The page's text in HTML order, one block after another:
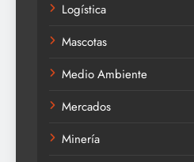
Logística
Mascotas
Medio Ambiente
Mercados
Minería